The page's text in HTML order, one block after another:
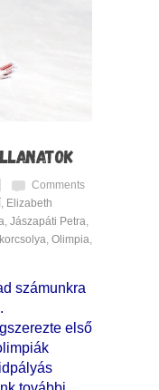
Comments
Elizabeth
Jászapáti Petra
Olimpia
számunkra
első